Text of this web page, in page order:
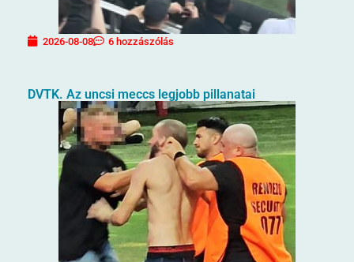
2026-08-08 6 hozzászólás
DVTK. Az uncsi meccs legjobb pillanatai